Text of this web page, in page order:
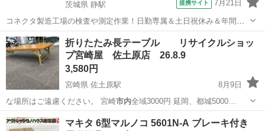
茨城県 静駅
提携サイト 7月21日
コネクタ製造工場の検査や測定作業！日勤専属＆土日祝休み＆年間休
日128日★クリーンルーム内作業★マイカー通勤OK＆無料駐車場あり
★就業先食堂利用可！日払い制度あり！《茨城県常陸大宮市》 人気の
工場のお仕事 ◇コネクタ製造工...
茨城 常陸大宮市 静駅 その他
折りたたみ長テーブル リサイクルショッ
プ宮崎屋 佐土原店 26.8.9
3,580円
宮崎県 佐土原駅
8月9日
な場所はご遠慮ください。 宮崎市内 全域3000円 延岡、都城5000…
宮崎 宮崎市 佐土原駅
マキタ 6型マルノコ 5601N-A ブレーキ付き